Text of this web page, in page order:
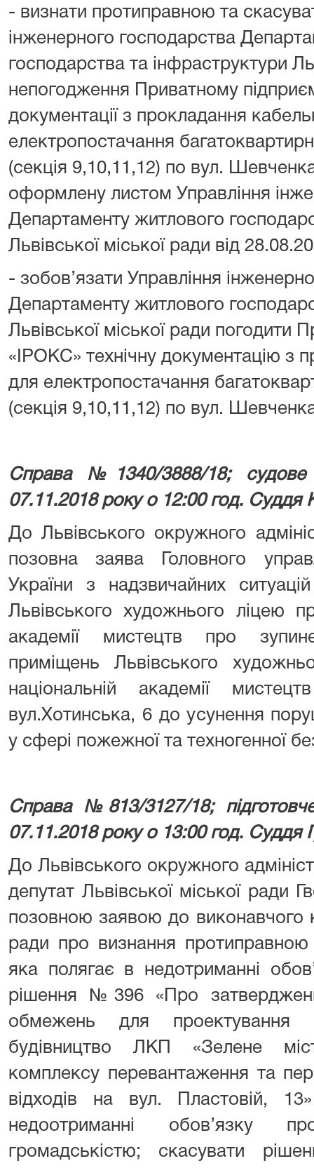
- визнати протиправною та
інженерного господарства
господарства та інфраструктури
непогодження Приватному
документації з прокладання
електропостачання
(секція 9,10,11,12) по вул.
оформлену листом Управління
Департаменту житлового
Львівської міської ради від
- зобов’язати Управління
Департаменту житлового
Львівської міської ради погодити
«ІРОКС» технічну документацію з
для електропостачання
(секція 9,10,11,12) по вул.
Справа №1340/3888/18; судове
07.11.2018 року о 12:00 год. Суддя
До Львівського окружного
позовна заява Головного
України з надзвичайних
Львівського художнього ліцею
академії мистецтв про
приміщень Львівського
національній академії
вул.Хотинська, 6 до усунення
у сфері пожежної та техногенної
Справа №813/3127/18;
07.11.2018 року о 13:00 год. Суддя
До Львівського окружного
депутат Львівської міської ради
позовною заявою до виконавчого
ради про визнання протиправною
яка полягає в недотриманні
рішення №396 «Про
обмежень для проектування
будівництво ЛКП «Зелене
комплексу перевантаження та
відходів на вул. Пластовій,
недоотриманні обов’язку
громадськістю; скасувати